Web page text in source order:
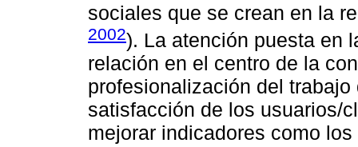
sociales que se crean en la
2002). La atención puesta en
relación en el centro de la
profesionalización del
satisfacción de los usuarios/
mejorar indicadores como